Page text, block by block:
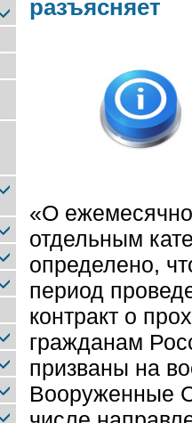
разъясняет
«О
отдельным
определено,
период
контракт о
гражданам
призваны на
Вооруженные